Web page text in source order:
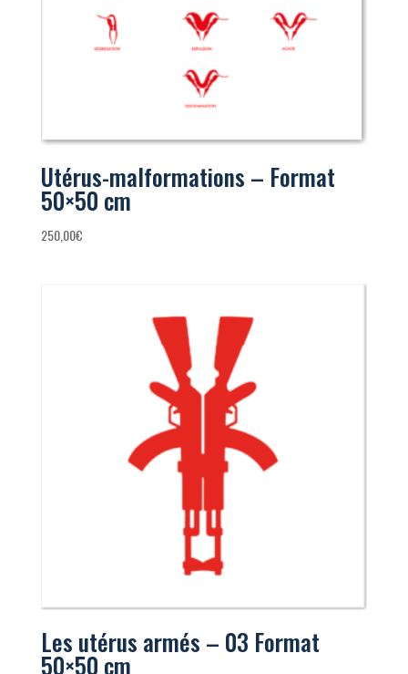
Utérus-malformations – Format
50×50 cm
250,00€
Les utérus armés – 03 Format
50×50 cm